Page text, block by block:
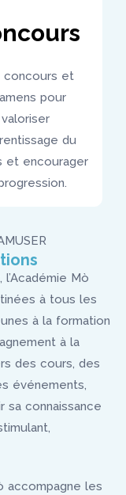
concours et
pour
valoriser
du
et encourager
Mò
à tous les
à la formation
à la
des cours, des
événements,
sa connaissance
accompagne les